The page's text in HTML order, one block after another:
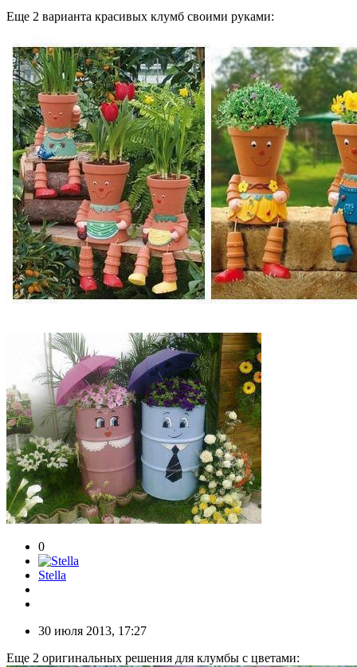
Еще 2 варианта красивых клумб своими руками:
0
Stella
30 июля 2013, 17:27
Еще 2 оригинальных решения для клумбы с цветами: